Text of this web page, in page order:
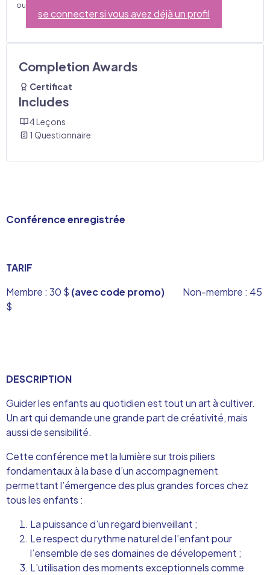
Conférence enregistrée
TARIF
Membre : 30 $ (avec code promo) Non-membre : 45
$
DESCRIPTION
Guider les enfants au quotidien est tout un art à cultiver.
Un art qui demande une grande part de créativité, mais
aussi de sensibilité.
Cette conférence met la lumière sur trois piliers
fondamentaux à la base d’un accompagnement
permettant l’émergence des plus grandes forces chez
tous les enfants :
La puissance d’un regard bienveillant ;
Le respect du rythme naturel de l’enfant pour
l’ensemble de ses domaines de dévelopement ;
L’utilisation des moments exceptionnels comme
ou
se connecter si vous avez déjà un profil
Completion Awards
Certificat
Includes
4 Leçons
1 Questionnaire